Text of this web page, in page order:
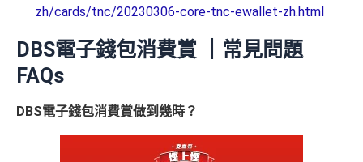
勢
網上交易中非香港商戶用港幣交易(CBF, 包括DCC)無
積分，但唔收charge
查看更多信用卡詳情及分析...
zh/cards/tnc/20230306-core-tnc-ewallet-zh.html
DBS電子錢包消費賞 ｜常見問題
FAQs
DBS電子錢包消費賞做到幾時？